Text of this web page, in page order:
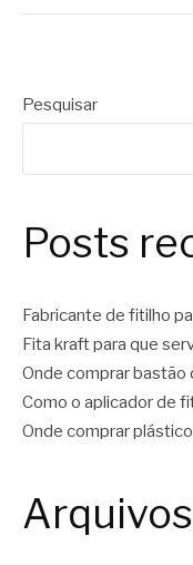
Pesquisar
Posts
Fabricante de fitilho
Fita kraft para que
Onde comprar bastão
Como o aplicador de
Onde comprar
Arquivos